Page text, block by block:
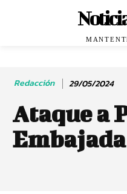
Redacción 29/05/2024
Ataque a